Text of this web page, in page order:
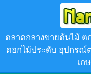
ตลาดกลางขายต้นไม้ ต
ดอกไม้ประดับ อุปกรณ์
เก